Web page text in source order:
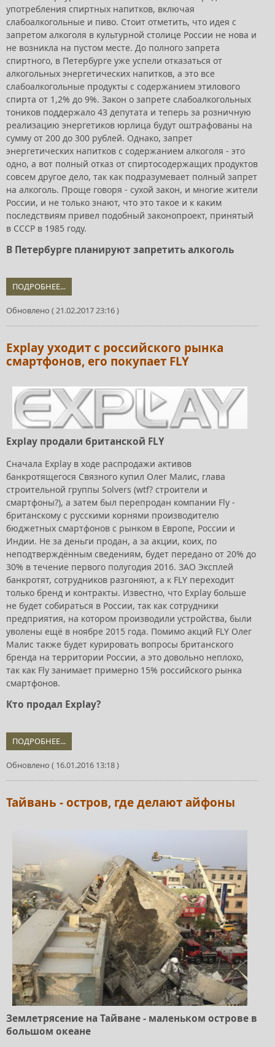
употребления спиртных напитков, включая
слабоалкогольные и пиво. Стоит отметить, что идея с
запретом алкоголя в культурной столице России не нова и
не возникла на пустом месте. До полного запрета
спиртного, в Петербурге уже успели отказаться от
алкогольных энергетических напитков, а это все
слабоалкогольные продукты с содержанием этилового
спирта от 1,2% до 9%. Закон о запрете слабоалкогольных
тоников поддержало 43 депутата и теперь за розничную
реализацию энергетиков юрлица будут оштрафованы на
сумму от 200 до 300 рублей. Однако, запрет
энергетических напитков с содержанием алкоголя - это
одно, а вот полный отказ от спиртосодержащих продуктов
совсем другое дело, так как подразумевает полный запрет
на алкоголь. Проще говоря - сухой закон, и многие жители
России, и не только знают, что это такое и к каким
последствиям привел подобный законопроект, принятый
в СССР в 1985 году.
В Петербурге планируют запретить алкоголь
ПОДРОБНЕЕ...
Обновлено ( 21.02.2017 23:16 )
Explay уходит с российского рынка
смартфонов, его покупает FLY
Explay продали британской FLY
Сначала Explay в ходе распродажи активов
банкротящегося Связного купил Олег Малис, глава
строительной группы Solvers (wtf? строители и
смартфоны?), а затем был перепродан компании Fly -
британскому с русскими корнями производителю
бюджетных смартфонов с рынком в Европе, России и
Индии. Не за деньги продан, а за акции, коих, по
неподтверждённым сведениям, будет передано от 20% до
30% в течение первого полугодия 2016. ЗАО Эксплей
банкротят, сотрудников разгоняют, а к FLY переходит
только бренд и контракты. Известно, что Explay больше
не будет собираться в России, так как сотрудники
предприятия, на котором производили устройства, были
уволены ещё в ноябре 2015 года. Помимо акций FLY Олег
Малис также будет курировать вопросы британского
бренда на территории России, а это довольно неплохо,
так как Fly занимает примерно 15% российского рынка
смартфонов.
Кто продал Explay?
ПОДРОБНЕЕ...
Обновлено ( 16.01.2016 13:18 )
Тайвань - остров, где делают айфоны
Землетрясение на Тайване - маленьком острове в
большом океане